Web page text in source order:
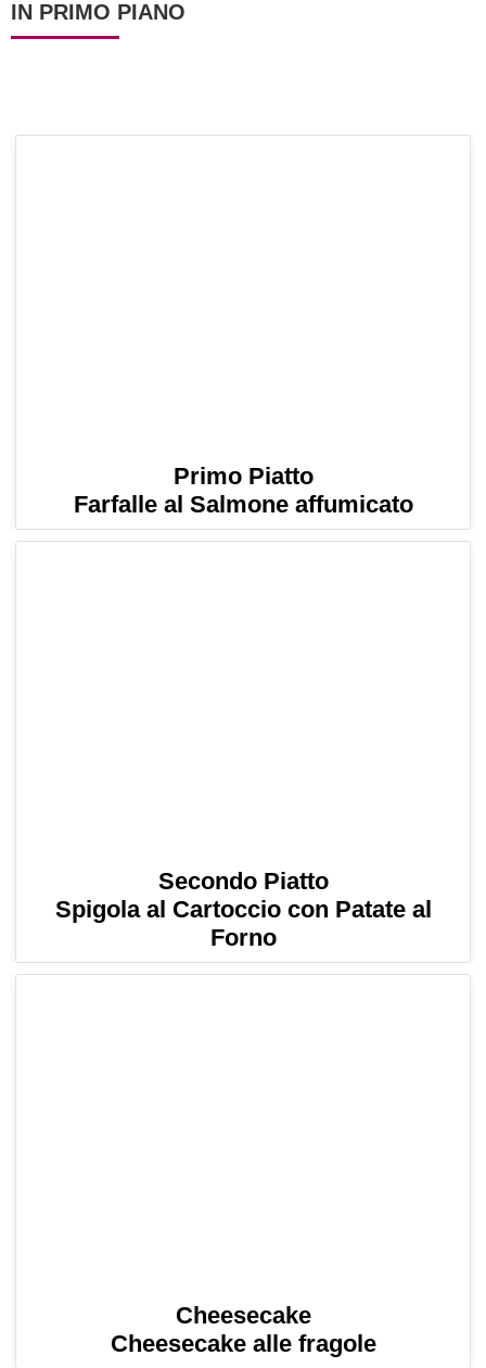
IN PRIMO PIANO
Primo Piatto
Farfalle al Salmone affumicato
Secondo Piatto
Spigola al Cartoccio con Patate al
Forno
Cheesecake
Cheesecake alle fragole